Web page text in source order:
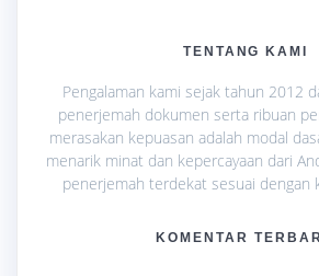
TENTANG KAMI
Pengalaman kami sejak tahun 2012
penerjemah dokumen serta ribuan
merasakan kepuasan adalah modal
menarik minat dan kepercayaan dari
penerjemah terdekat sesuai dengan
KOMENTAR